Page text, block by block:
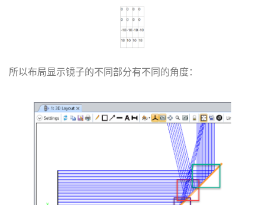
所以布局显示镜子的不同部分有不同的角度：